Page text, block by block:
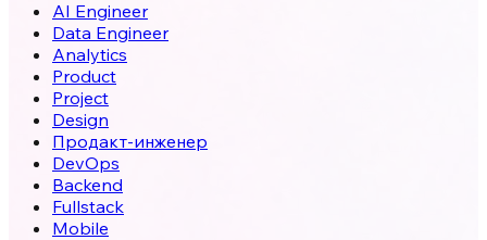
AI Engineer
Data Engineer
Analytics
Product
Project
Design
Продакт-инженер
DevOps
Backend
Fullstack
Mobile